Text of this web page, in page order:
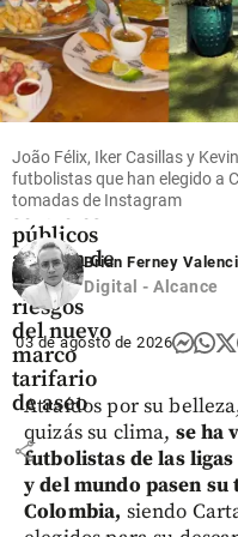
Empresas
de
servicios
públicos
alertan de
cinco
riesgos
del nuevo
marco
tarifario
de aseo
share
João Félix, Iker Casillas y
futbolistas que han elegido a
tomadas de Instagram
Brian Ferney
Digital - Alcance
03 de agosto de 2026
Atraídos por su
quizás su clima, se ha
futbolistas de las
y del mundo pasen
Colombia, siendo